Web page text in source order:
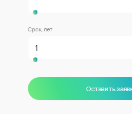
Срок, лет
Оставить